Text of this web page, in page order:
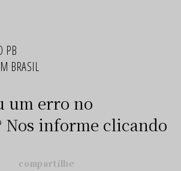
PB
BRASIL
um erro no
Nos informe clicando
compartilhe